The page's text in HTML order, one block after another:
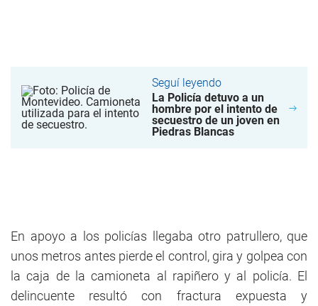
Seguí leyendo
La Policía detuvo a un
hombre por el intento de
secuestro de un joven en
Piedras Blancas
En apoyo a los policías llegaba otro patrullero, que
unos metros antes pierde el control, gira y golpea con
la caja de la camioneta al rapiñero y al policía. El
delincuente resultó con fractura expuesta y